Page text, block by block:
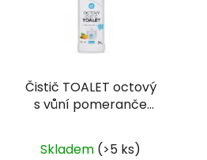
Čistič TOALET octový
s vůní pomeranče
Skladem (>5 ks)